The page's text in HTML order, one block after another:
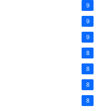
9
9
9
8
8
8
8